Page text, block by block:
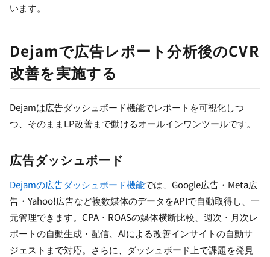
います。
Dejamで広告レポート分析後のCVR
改善を実施する
Dejamは広告ダッシュボード機能でレポートを可視化しつ
つ、そのままLP改善まで動けるオールインワンツールです。
広告ダッシュボード
Dejamの広告ダッシュボード機能では、Google広告・Meta広
告・Yahoo!広告など複数媒体のデータをAPIで自動取得し、一
元管理できます。CPA・ROASの媒体横断比較、週次・月次レ
ポートの自動生成・配信、AIによる改善インサイトの自動サ
ジェストまで対応。さらに、ダッシュボード上で課題を発見